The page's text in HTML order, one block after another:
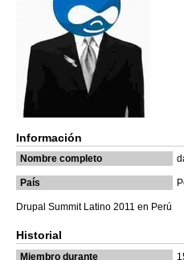
Información
Nombre completo
País
Drupal Summit Latino 2011 en Perú
Historial
Miembro durante